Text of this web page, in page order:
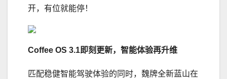
开，有位就能停！
Coffee OS 3.1即刻更新， 智能体验再升维
匹配稳健智能驾驶体验的同时，魏牌全新蓝山在